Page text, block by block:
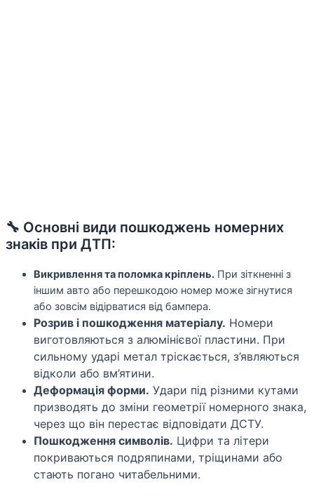
🔧 Основні види пошкоджень номерних
знаків при ДТП:
Викривлення та поломка кріплень. При зіткненні з
іншим авто або перешкодою номер може зігнутися
або зовсім відірватися від бампера.
Розрив і пошкодження матеріалу. Номери
виготовляються з алюмінієвої пластини. При
сильному ударі метал тріскається, з’являються
відколи або вм’ятини.
Деформація форми. Удари під різними кутами
призводять до зміни геометрії номерного знака,
через що він перестає відповідати ДСТУ.
Пошкодження символів. Цифри та літери
покриваються подряпинами, тріщинами або
стають погано читабельними.